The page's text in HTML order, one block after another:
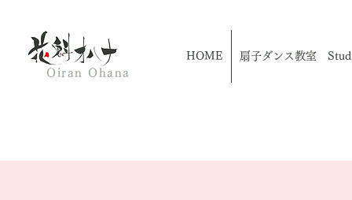
Oiran Ohana
HOME 扇子ダンス教室